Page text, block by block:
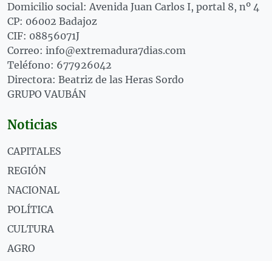
Domicilio social: Avenida Juan Carlos I, portal 8, nº 4
CP: 06002 Badajoz
CIF: 08856071J
Correo: info@extremadura7dias.com
Teléfono: 677926042
Directora: Beatriz de las Heras Sordo
GRUPO VAUBÁN
Noticias
CAPITALES
REGIÓN
NACIONAL
POLÍTICA
CULTURA
AGRO